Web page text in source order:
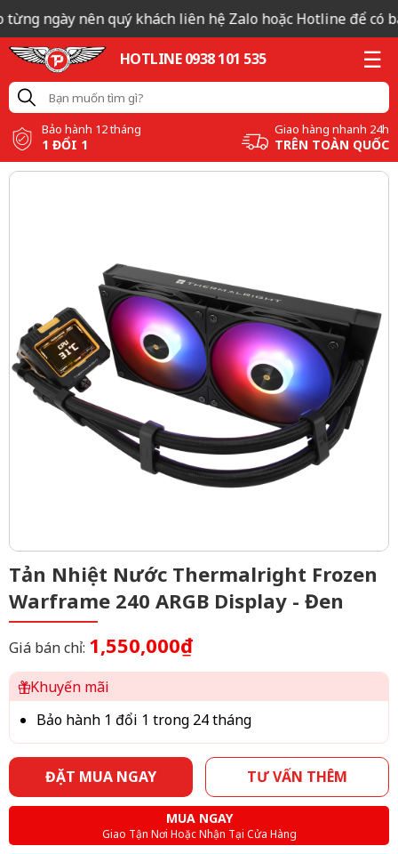
ngày nên quý khách liên hệ Zalo hoặc Hotline để có
HOTLINE 0938 101 535
Bảo hành 12 tháng
1 ĐỔI 1
Giao hàng nhanh 24h
TRÊN TOÀN QUỐC
Tản Nhiệt Nước Thermalright Frozen
Warframe 240 ARGB Display - Đen
Giá bán chỉ: 1,550,000₫
Khuyến mãi
Bảo hành 1 đổi 1 trong 24 tháng
ĐẶT MUA NGAY TƯ VẤN THÊM
MUA NGAY
Giao Tận Nơi Hoặc Nhận Tại Cửa Hàng